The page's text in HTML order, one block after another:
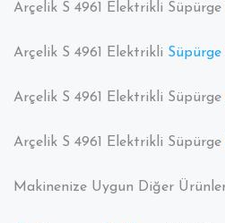
Arçelik S 4961 Elektrikli Süpürge
Arçelik S 4961 Elektrikli
Arçelik S 4961 Elektrikli Süpürge
Arçelik S 4961 Elektrikli Süpürge
Makinenize Uygun Diğer